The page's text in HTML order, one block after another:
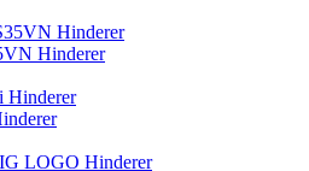
Hinderer